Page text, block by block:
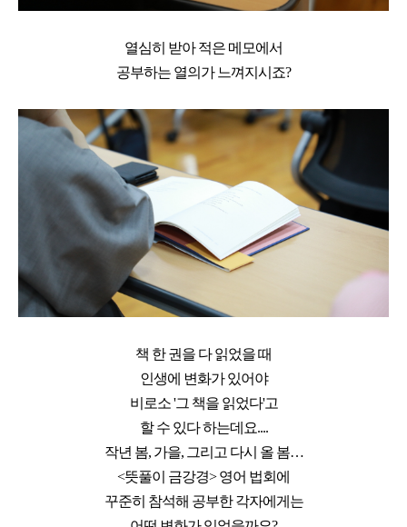
열심히 받아 적은 메모에서
공부하는 열의가 느껴지시죠?
책 한 권을 다 읽었을 때
인생에 변화가 있어야
비로소 '그 책을 읽었다'고
할 수 있다 하는데요....
작년 봄, 가을, 그리고 다시 올 봄…
<뜻풀이 금강경> 영어 법회에
꾸준히 참석해 공부한 각자에게는